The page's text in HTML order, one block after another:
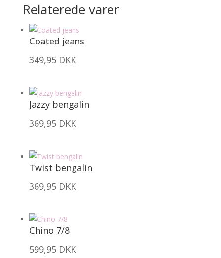
Relaterede varer
Coated jeans
349,95 DKK
Jazzy bengalin
369,95 DKK
Twist bengalin
369,95 DKK
Chino 7/8
599,95 DKK